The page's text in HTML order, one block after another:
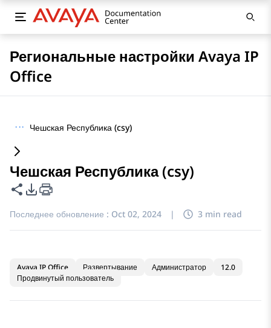
Региональные настройки Avaya IP
Office
··· Чешская Республика (csy)
Чешская Республика (csy)
Поделиться этой страницей
Параметры экспорта PDF
Последнее обновление : Oct 02, 2024 | 3 min read
Avaya IP Office Развертывание Администратор
12.0
Продвинутый пользователь